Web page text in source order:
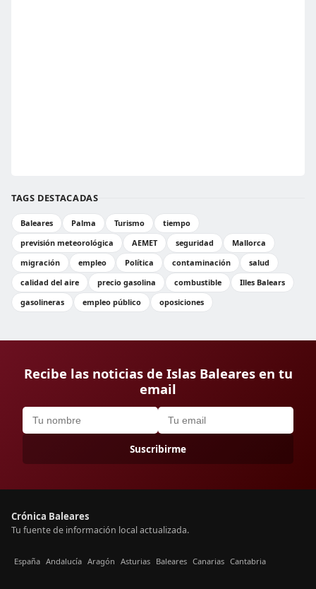
TAGS DESTACADAS
Baleares Palma Turismo
tiempo
previsión meteorológica
AEMET seguridad
Mallorca
migración
empleo Política contaminación
salud
calidad del aire
precio gasolina combustible
Illes Balears
gasolineras
empleo público oposiciones
Recibe las noticias de Islas Baleares en tu
email
Suscribirme
Crónica Baleares
Tu fuente de información local actualizada.
España Andalucía Aragón Asturias Baleares Canarias Cantabria